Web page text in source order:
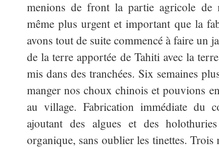
menions de front la partie agricole de
même plus urgent et important que la
avons tout de suite commencé à faire un
de la terre apportée de Tahiti avec la
mis dans des tranchées. Six semaines
manger nos choux chinois et pouvions
au village. Fabrication immédiate du
ajoutant des algues et des
organique, sans oublier les tinettes.